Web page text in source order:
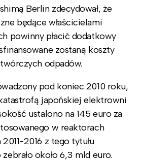
Berlin zdecydował, że
będące właścicielami
powinny płacić dodatkowy
zostaną koszty
odpadów.
pod koniec 2010 roku,
japońskiej elektrowni
ustalono na 145 euro za
w reaktorach
2016 z tego tytułu
około 6,3 mld euro.